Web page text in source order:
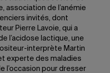
association de l’anémie
invités, dont
Pierre Lavoie, qui a
l’acidose lactique, une
interprète Martin
experte des maladies
l’occasion pour dresser